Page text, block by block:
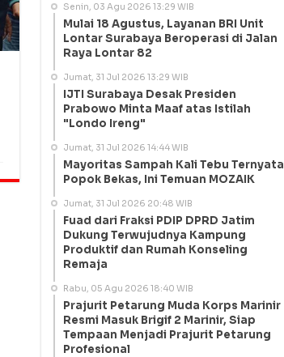
Senin, 03 Agu 2026 13:29 WIB
Mulai 18 Agustus, Layanan BRI Unit
Lontar Surabaya Beroperasi di Jalan
Raya Lontar 82
Jumat, 31 Jul 2026 13:29 WIB
IJTI Surabaya Desak Presiden
Prabowo Minta Maaf atas Istilah
"Londo Ireng"
Jumat, 31 Jul 2026 14:44 WIB
Mayoritas Sampah Kali Tebu Ternyata
Popok Bekas, Ini Temuan MOZAIK
Jumat, 31 Jul 2026 20:48 WIB
Fuad dari Fraksi PDIP DPRD Jatim
Dukung Terwujudnya Kampung
Produktif dan Rumah Konseling
Remaja
Rabu, 05 Agu 2026 18:40 WIB
Prajurit Petarung Muda Korps Marinir
Resmi Masuk Brigif 2 Marinir, Siap
Tempaan Menjadi Prajurit Petarung
Profesional